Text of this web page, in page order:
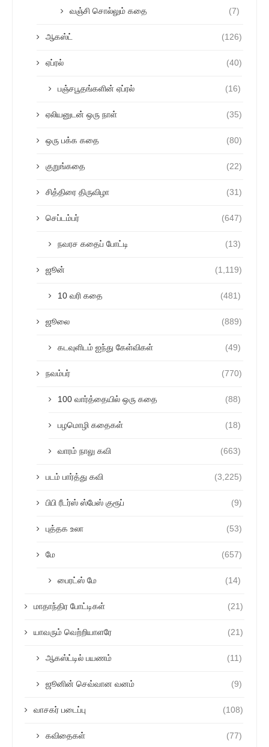
வஞ்சி சொல்லும் கதை (7)
ஆகஸ்ட் (126)
ஏப்ரல் (40)
பஞ்சபூதங்களின் ஏப்ரல் (16)
ஏலியனுடன் ஒரு நாள் (35)
ஒரு பக்க கதை (80)
குறுங்கதை (22)
சித்திரை திருவிழா (31)
செப்டம்பர் (647)
நவரச கதைப் போட்டி (13)
ஜூன் (1,119)
10 வரி கதை (481)
ஜூலை (889)
கடவுளிடம் ஐந்து கேள்விகள் (49)
நவம்பர் (770)
100 வார்த்தையில் ஒரு கதை (88)
பழமொழி கதைகள் (18)
வாரம் நாலு கவி (663)
படம் பார்த்து கவி (3,225)
பிபி ரீடர்ஸ் ஸ்பேஸ் குரூப் (9)
புத்தக உலா (53)
மே (657)
பைரட்ஸ் மே (14)
மாதாந்திர போட்டிகள் (21)
யாவரும் வெற்றியாளரே (21)
ஆகஸ்ட்டில் பயணம் (11)
ஜூனின் செவ்வான வனம் (9)
வாசகர் படைப்பு (108)
கவிதைகள் (77)